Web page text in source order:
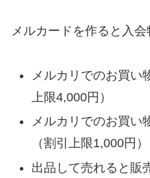
メルカードを作ると入会
メルカリでのお買い
上限4,000円）
メルカリでのお買い
（割引上限1,000円）
出品して売れると販